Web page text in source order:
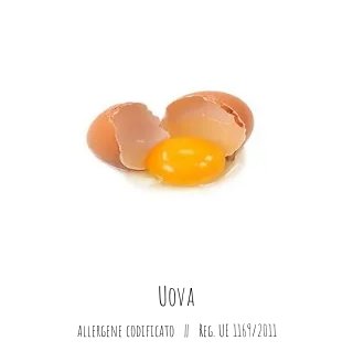
Uova
allergene codificato || Reg. UE 1169/2011